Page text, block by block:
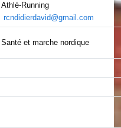
Athlé-Running
rcndidierdavid@gmail.com
Santé et marche nordique